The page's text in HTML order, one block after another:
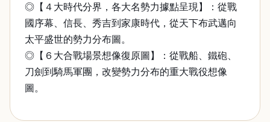
◎【４大時代分界，各大名勢力據點呈現】：從戰
國序幕、信長、秀吉到家康時代，從天下布武邁向
太平盛世的勢力分布圖。
◎【６大合戰場景想像復原圖】：從戰船、鐵砲、
刀劍到騎馬軍團，改變勢力分布的重大戰役想像
圖。